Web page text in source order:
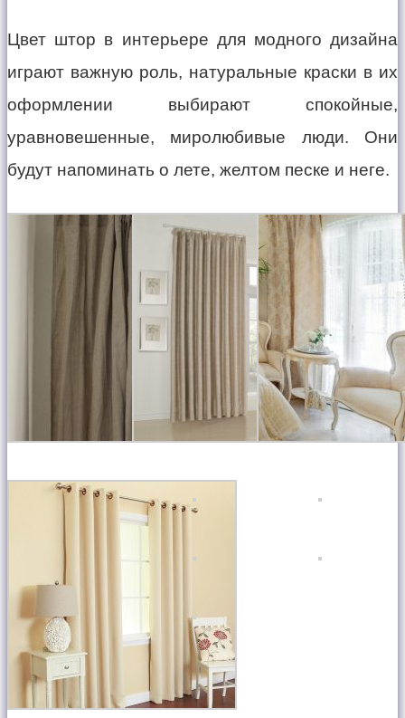
Цвет штор в интерьере для модного дизайна
играют важную роль, натуральные краски в их
оформлении выбирают спокойные,
уравновешенные, миролюбивые люди. Они
будут напоминать о лете, желтом песке и неге.